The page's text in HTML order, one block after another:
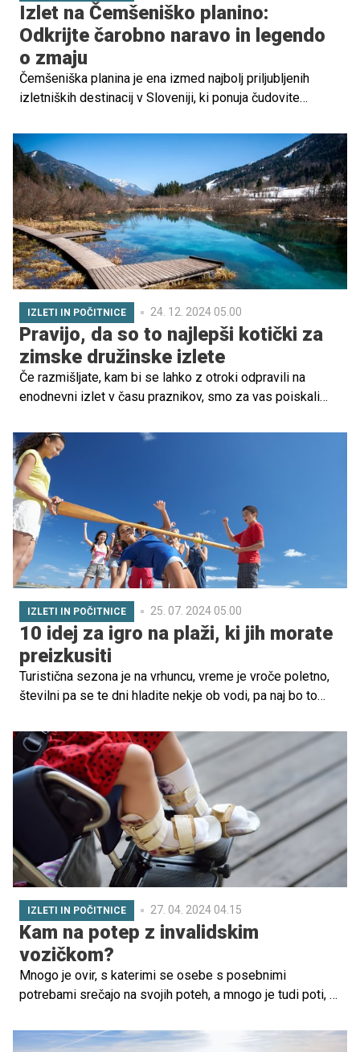
Izlet na Čemšeniško planino:
Odkrijte čarobno naravo in legendo
o zmaju
Čemšeniška planina je ena izmed najbolj priljubljenih
izletniških destinacij v Sloveniji, ki ponuja čudovite
pohodništvo. Zaslovela je predvsem zaradi svoje
dostopnosti in prijaznosti do družin z majhnimi otroki, saj
je idealna destinacija za vse, ki si želijo sprostitve v
naravi, ne da bi morali premagovati prevelike višinske
razlike.
IZLETI IN POČITNICE 24. 12. 2024 05.00
Pravijo, da so to najlepši kotički za
zimske družinske izlete
Če razmišljate, kam bi se lahko z otroki odpravili na
enodnevni izlet v času praznikov, smo za vas poiskali
vseh letnih časih, pa so še posebej lepi pozimi, in so
lahko krasen enodnevni izlet za vso družino.
IZLETI IN POČITNICE 25. 07. 2024 05.00
10 idej za igro na plaži, ki jih morate
preizkusiti
Turistična sezona je na vrhuncu, vreme je vroče poletno,
številni pa se te dni hladite nekje ob vodi, pa naj bo to
zabavni, smo poiskali deset idej za igro na plaži, v katerih
bodo otroci zagotovo uživali, verjetno pa tudi kdo od
odraslih.
IZLETI IN POČITNICE 27. 04. 2024 04.15
Kam na potep z invalidskim
vozičkom?
Mnogo je ovir, s katerimi se osebe s posebnimi
potrebami srečajo na svojih poteh, a mnogo je tudi poti, ki
katerih gibalni deficit ni ovira, saj so urejene tako, da se